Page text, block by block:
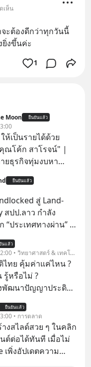
เห็น
ะต้องดีกว่าทุกวันนี้
ยิ่งขึ้นค่ะ
1
Moon ยืนยันแล้ว
ห้เป็นรายได้ด้วย
ณโค้ก สาโรจน์" |
ยธุรกิจทุ่มงบหา
าสซื้อซ้ำสูงที่สุด แต่
ยไปโดยไม่รู้ตัว ใน
EP นี้ เราจะมา
จน์ อธิวิทวัส CEO
มากกว่า 20 ปี
ม" ถึงเป็นสินทรัพย์ที่
ที่สุด และจะเปลี่ยน
ายให้กลายเป็นราย
ม่โต
ล้ว คำตอบอาจอยู่ที่
#Revenue
#interview
ยืนยันแล้ว
สู่ Land-
สปป.ลาว กำลัง
“ประเทศทางผ่าน” สู่
ม่น้ำโขง
นแล้ว
เมื่อวาน เวลา 12:00 • วิทยาศาสตร์ & เทคโนโลยี
ทย คุ้มค่าแค่ไหน ?
รู้หรือไม่ ?
พัฒนาปัญญาประดิษฐ์
าใจภาษาไทย และ
ยได้เป็นอย่างดี
อพัฒนา AI ของ
ยืนยันแล้ว
• การตลาด
งสไลด์สวย ๆ ในคลิก
นต์ต่อได้ทันที เมื่อไม่
พิ่งอัปเดตความ